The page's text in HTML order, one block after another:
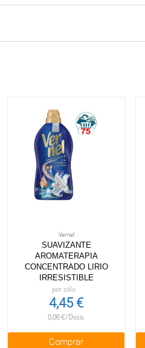
Vernel
SUAVIZANTE
AROMATERAPIA
CONCENTRADO LIRIO
IRRESISTIBLE
por sólo
4,45 €
0,06 €/Dosis
Comprar